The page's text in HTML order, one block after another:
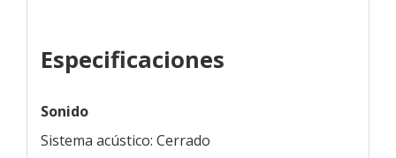
Especificaciones
Sonido
Sistema acústico: Cerrado